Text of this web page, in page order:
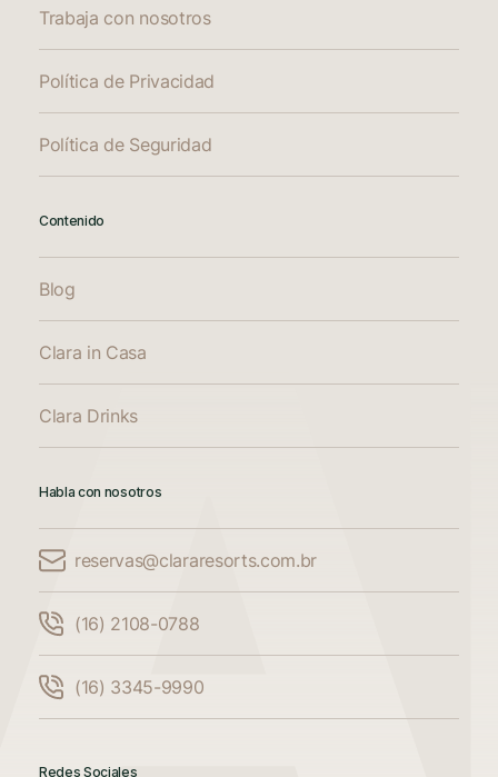
Trabaja con nosotros
Política de Privacidad
Política de Seguridad
Contenido
Blog
Clara in Casa
Clara Drinks
Habla con nosotros
reservas@clararesorts.com.br
(16) 2108-0788
(16) 3345-9990
Redes Sociales
Compara hasta 3 alojamientos